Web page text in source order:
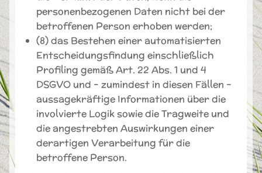
personenbezogenen Daten nicht bei der
betroffenen Person erhoben werden;
(8) das Bestehen einer automatisierten
Entscheidungsfindung einschließlich
Profiling gemäß Art. 22 Abs. 1 und 4
DSGVO und – zumindest in diesen Fällen –
aussagekräftige Informationen über die
involvierte Logik sowie die Tragweite und
die angestrebten Auswirkungen einer
derartigen Verarbeitung für die
betroffene Person.